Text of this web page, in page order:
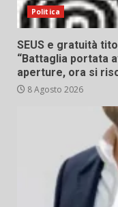
Politica
SEUS e gratuità
“Battaglia portata
aperture, ora si
8 Agosto 2026